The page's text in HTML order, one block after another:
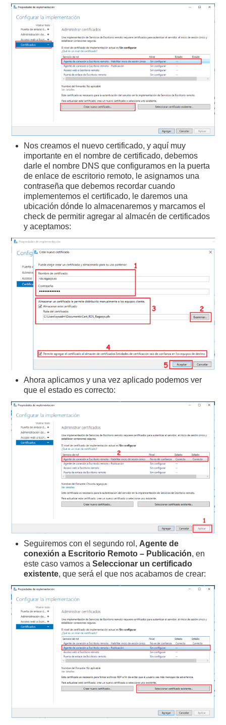
Nos creamos el nuevo certificado, y aquí muy
importante en el nombre de certificado, debemos
darle el nombre DNS que configuramos en la puerta
de enlace de escritorio remoto, le asignamos una
contraseña que debemos recordar cuando
implementemos el certificado, le daremos una
ubicación dónde lo almacenaremos y marcamos el
check de permitir agregar al almacén de certificados
y aceptamos:
Ahora aplicamos y una vez aplicado podemos ver
que el estado es correcto:
Seguiremos con el segundo rol, Agente de
conexión a Escritorio Remoto – Publicación, en
este caso vamos aSeleccionar un certificado
existente, que será el que nos acabamos de crear: